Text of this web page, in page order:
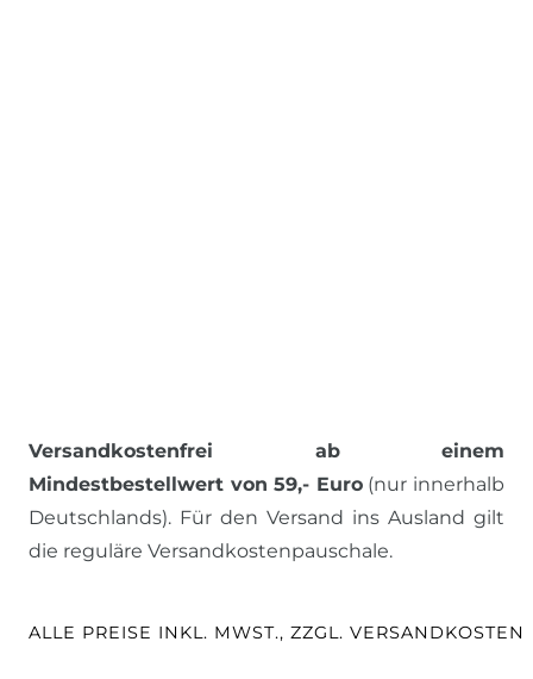
Versandkostenfrei ab einem
Mindestbestellwert von 59,- Euro(nur innerhalb
Deutschlands). Für den Versand ins Ausland gilt
die reguläre Versandkostenpauschale.
ALLE PREISE INKL. MWST., ZZGL. VERSANDKOSTEN